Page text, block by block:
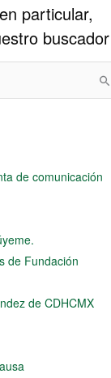
particular,
buscador
de comunicación
de Fundación
de CDHCMX